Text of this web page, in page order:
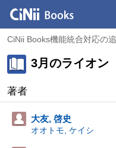
CiNii Books機能統合対応の
3月のライオン
著者
大友, 啓史
オオトモ, ケイシ